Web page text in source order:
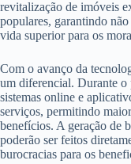
revitalização de imóveis
populares, garantindo
vida superior para os
Com o avanço da
um diferencial. Durante o
sistemas online e
serviços, permitindo
benefícios. A geração de
poderão ser feitos
burocracias para os